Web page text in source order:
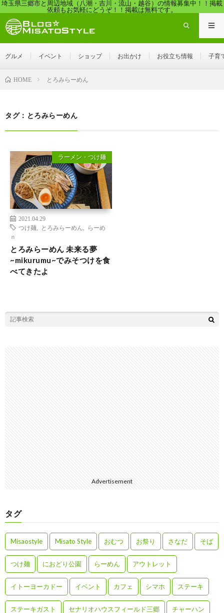
埼玉県三郷市と周辺地域（八潮・吉川・流山・越谷）の情報募集中！！掲載
依頼もお気軽にどうぞ！！掲載は無料です。
グルメ イベント ショップ お出かけ お役立ち情報 子育
HOME とろみらーめん
タグ：とろみらーめん
ラーメン・つけ麺
2021.04.29
つけ麺
とろみらーめん
らーめ
ｎ
とろみらーめん 未来る夢
~mikurumu~でみそつけを食
べてきたよ
Advertisement
タグ
Misaostyle Misato Style おむつ お祭り さなだ そば
つけ麺 におどり公園 らーめん アウトレット
イトーヨーカドー イベント カフェ シマホ ステーキ
ステーキガスト セナリオハウスフィールド三郷 チャーハン